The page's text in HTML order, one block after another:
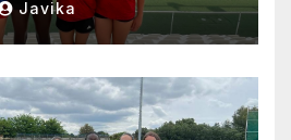
Fraga
Javika